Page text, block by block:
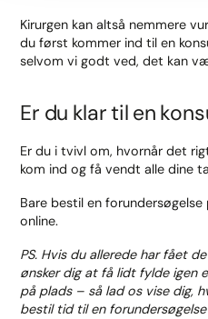
Kirurgen kan altså nemmere
du først kommer ind til en
selvom vi godt ved, det kan
Er du klar til en
Er du i tvivl om, hvornår det
kom ind og få vendt alle dine
Bare bestil en
online.
PS. Hvis du allerede har fået
ønsker dig at få lidt fylde igen
på plads – så lad os vise dig,
bestil tid til en